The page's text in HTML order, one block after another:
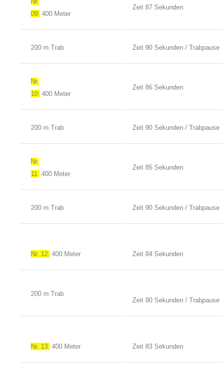
09: 400 Meter
Zeit 87 Sekunden
200 m Trab Zeit 90 Sekunden / Trabpause
Nr.
10: 400 Meter
Zeit 86 Sekunden
200 m Trab Zeit 90 Sekunden / Trabpause
Nr.
11: 400 Meter
Zeit 85 Sekunden
200 m Trab Zeit 90 Sekunden / Trabpause
Nr. 12: 400 Meter Zeit 84 Sekunden
200 m Trab
Zeit 90 Sekunden / Trabpause
Nr. 13: 400 Meter Zeit 83 Sekunden